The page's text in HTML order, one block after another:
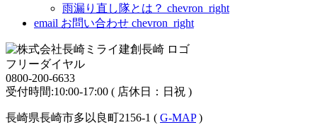
雨漏り直し隊とは？ chevron_right
email お問い合わせ chevron_right
フリーダイヤル
0800-200-6633
受付時間:10:00-17:00 ( 店休日：日祝 )
長崎県長崎市多以良町2156-1 ( G-MAP)